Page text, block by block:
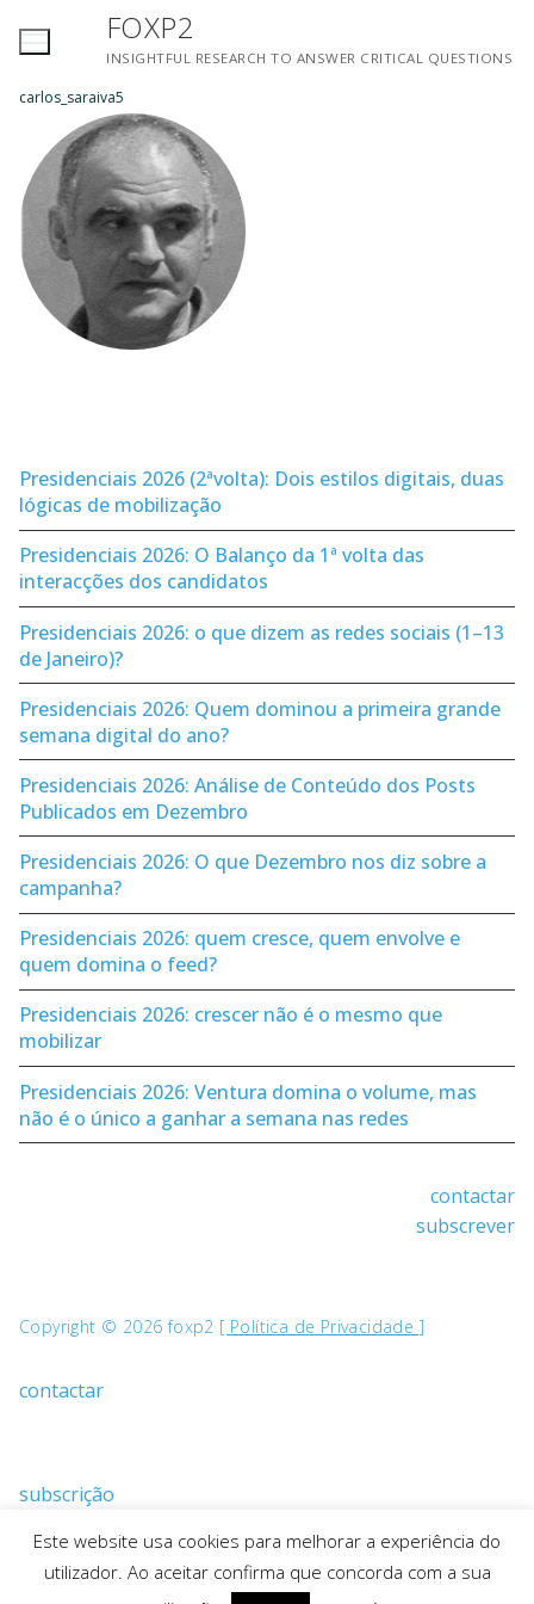
FOXP2
INSIGHTFUL RESEARCH TO ANSWER CRITICAL QUESTIONS
carlos_saraiva5
Presidenciais 2026 (2ªvolta): Dois estilos digitais, duas
lógicas de mobilização
Presidenciais 2026: O Balanço da 1ª volta das
interacções dos candidatos
Presidenciais 2026: o que dizem as redes sociais (1–13
de Janeiro)?
Presidenciais 2026: Quem dominou a primeira grande
semana digital do ano?
Presidenciais 2026: Análise de Conteúdo dos Posts
Publicados em Dezembro
Presidenciais 2026: O que Dezembro nos diz sobre a
campanha?
Presidenciais 2026: quem cresce, quem envolve e
quem domina o feed?
Presidenciais 2026: crescer não é o mesmo que
mobilizar
Presidenciais 2026: Ventura domina o volume, mas
não é o único a ganhar a semana nas redes
contactar
subscrever
Copyright © 2026 foxp2 [ Política de Privacidade ]
contactar
subscrição
Este website usa cookies para melhorar a experiência do
utilizador. Ao aceitar confirma que concorda com a sua